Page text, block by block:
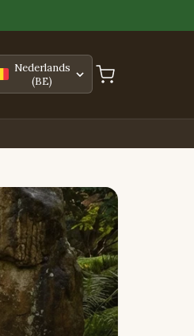
Nederlands
(BE)